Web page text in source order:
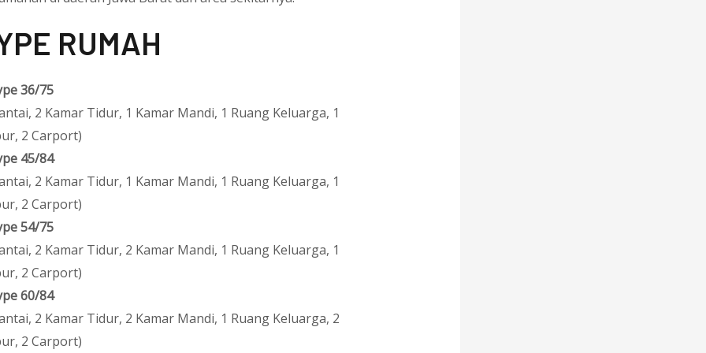
RUMAH
36/75
2 Kamar Tidur, 1 Kamar Mandi, 1 Ruang Keluarga, 1
2 Carport)
45/84
2 Kamar Tidur, 1 Kamar Mandi, 1 Ruang Keluarga, 1
2 Carport)
54/75
2 Kamar Tidur, 2 Kamar Mandi, 1 Ruang Keluarga, 1
2 Carport)
60/84
2 Kamar Tidur, 2 Kamar Mandi, 1 Ruang Keluarga, 2
2 Carport)